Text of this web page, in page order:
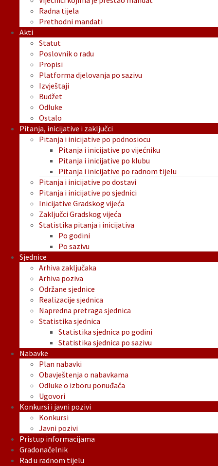
Radna tijela
Prethodni mandati
Akti
Statut
Poslovnik o radu
Propisi
Platforma djelovanja po sazivu
Izvještaji
Budžet
Odluke
Ostalo
Pitanja, inicijative i zaključci
Pitanja i inicijative po podnosiocu
Pitanja i inicijative po vijećniku
Pitanja i inicijative po klubu
Pitanja i inicijative po radnom tijelu
Pitanja i inicijative po dostavi
Pitanja i inicijative po sjednici
Inicijative Gradskog vijeća
Zaključci Gradskog vijeća
Statistika pitanja i inicijativa
Po godini
Po sazivu
Sjednice
Arhiva zaključaka
Arhiva poziva
Održane sjednice
Realizacije sjednica
Napredna pretraga sjednica
Statistika sjednica
Statistika sjednica po godini
Statistika sjednica po sazivu
Nabavke
Plan nabavki
Obavještenja o nabavkama
Odluke o izboru ponuđača
Ugovori
Konkursi i javni pozivi
Konkursi
Javni pozivi
Pristup informacijama
Gradonačelnik
Rad u radnom tijelu